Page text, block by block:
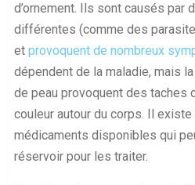
d’ornement. Ils sont causés par
différentes (comme des
et provoquent de nombreux
dépendent de la maladie, mais
de peau provoquent des taches
couleur autour du corps. Il
médicaments disponibles qui
réservoir pour les traiter.